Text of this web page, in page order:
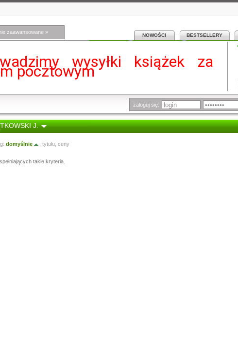
zaawansowane »
NOWOŚCI BESTSELLERY
wysyłki książek za
pocztowym
zaloguj się:
J.
domyślnie tytułu, ceny
takie kryteria.